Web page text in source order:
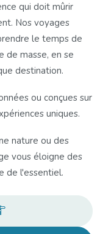
qui doit mûrir
Nos voyages
le temps de
de masse, en se
destination.
ou conçues sur
uniques.
nature ou des
vous éloigne des
de l'essentiel.